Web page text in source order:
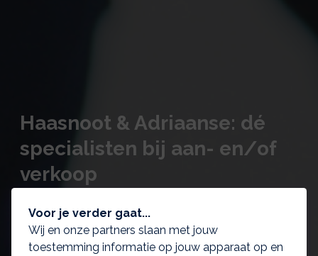
Haasnoot & Adriaanse: dé
specialisten bij aan- en/of
verkoop
ondernemingen!
Voor je verder gaat...
Wij en onze partners slaan met jouw
toestemming informatie op jouw apparaat op en